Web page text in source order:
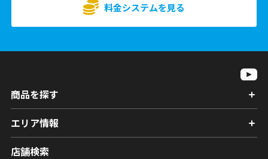
料金システムを見る
商品を探す
エリア情報
店舗検索